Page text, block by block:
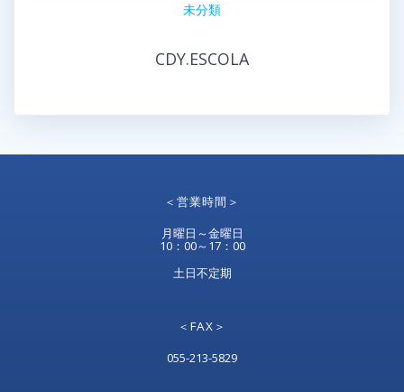
未分類
CDY.ESCOLA
＜営業時間＞
月曜日～金曜日
10：00～17：00
土日不定期
＜FAX＞
055-213-5829